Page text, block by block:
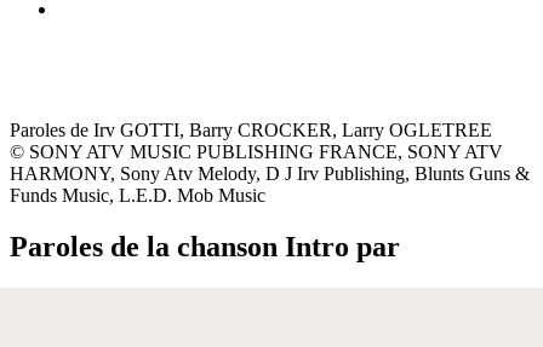
Paroles de Irv GOTTI, Barry CROCKER, Larry OGLETREE
© SONY ATV MUSIC PUBLISHING FRANCE, SONY ATV
HARMONY, Sony Atv Melody, D J Irv Publishing, Blunts Guns &
Funds Music, L.E.D. Mob Music
Paroles de la chanson Intro par